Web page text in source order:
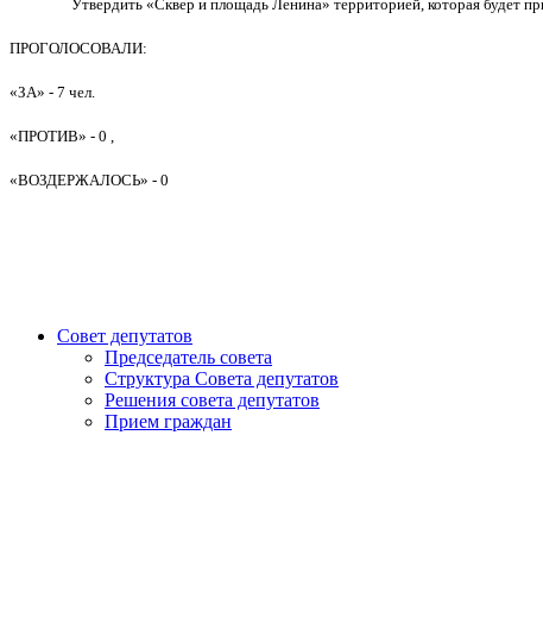
Утвердить «Сквер и площадь Ленина» территорией, которая будет
ПРОГОЛОСОВАЛИ:
«ЗА» - 7 чел.
«ПРОТИВ» - 0 ,
«ВОЗДЕРЖАЛОСЬ» - 0
Совет депутатов
Председатель совета
Структура Совета депутатов
Решения совета депутатов
Прием граждан